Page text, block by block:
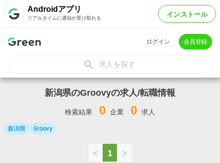
Androidアプリ
リアルタイムに通知が受け取れる インストール
ログイン 会員登録
求人を探す
新潟県のGroovyの求人/転職情報
検索結果 0 企業 0 求人
新潟県 Groovy
< 1 >